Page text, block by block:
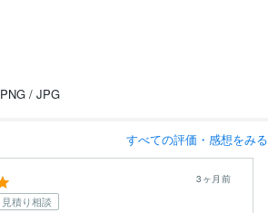
PNG / JPG
すべての評価・感想をみる
見積り相談
3ヶ月前